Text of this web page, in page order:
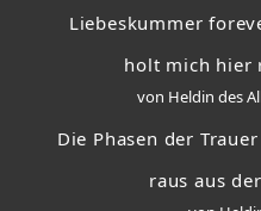
Liebeskummer
holt mich hier
von Heldin des
Die Phasen der
raus aus